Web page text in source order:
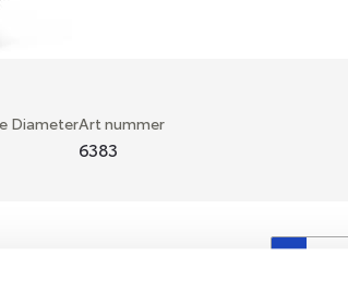
DiameterArt nummer
6383